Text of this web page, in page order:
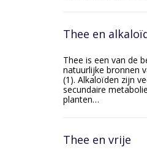
Thee en
Thee is een van de
natuurlijke bronnen
(1). Alkaloïden zijn
secundaire
planten…
Thee en vrije